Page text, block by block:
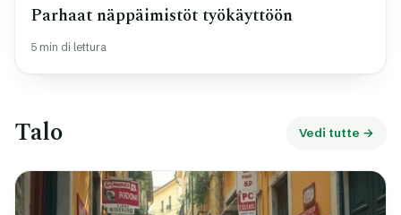
Parhaat näppäimistöt työkäyttöön
5 min di lettura
Talo Vedi tutte →